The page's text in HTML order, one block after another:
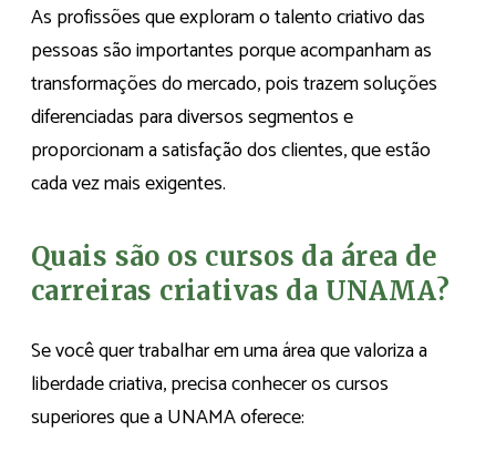
As profissões que exploram o talento criativo das
pessoas são importantes porque acompanham as
transformações do mercado, pois trazem soluções
diferenciadas para diversos segmentos e
proporcionam a satisfação dos clientes, que estão
cada vez mais exigentes.
Quais são os cursos da área de
carreiras criativas da UNAMA?
Se você quer trabalhar em uma área que valoriza a
liberdade criativa, precisa conhecer os cursos
superiores que a UNAMA oferece: